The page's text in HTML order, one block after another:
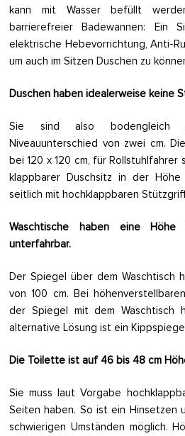
kann mit Wasser befüllt
barrierefreier Badewannen: Ein
elektrische Hebevorrichtung, Anti-
um auch im Sitzen Duschen zu
Duschen haben idealerweise keine
Sie sind also bodengleich
Niveauunterschied von zwei cm.
bei 120 x 120 cm, für Rollstuhlfahrer
klappbarer Duschsitz in der
seitlich mit hochklappbaren
Waschtische haben eine
unterfahrbar.
Der Spiegel über dem Waschtisch
von 100 cm. Bei
der Spiegel mit dem Waschtisch
alternative Lösung ist ein
Die Toilette ist auf 46 bis 48 cm
Sie muss laut Vorgabe
Seiten haben. So ist ein Hinsetzen
schwierigen Umständen möglich.